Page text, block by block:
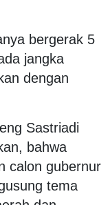
bergerak 5
jangka
dengan
Sastriadi
bahwa
calon gubernur
tema